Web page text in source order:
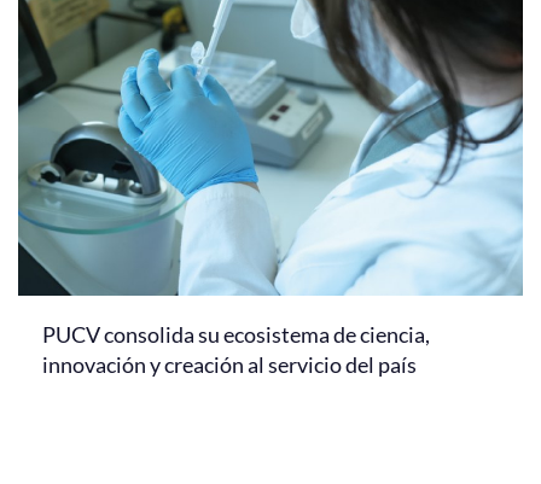
PUCV consolida su ecosistema de ciencia,
innovación y creación al servicio del país